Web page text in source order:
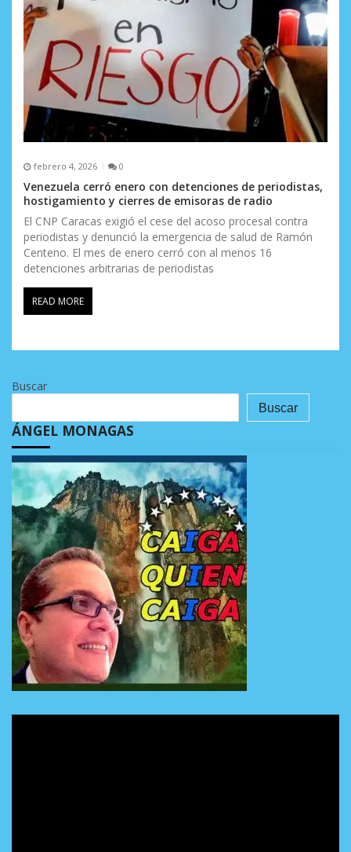
febrero 4, 2026 0
Venezuela cerró enero con detenciones de periodistas,
hostigamiento y cierres de emisoras de radio
El CNP Caracas exigió el cese del acoso procesal contra
periodistas y denunció la emergencia de salud de Ramón
Centeno. El mes de enero cerró con al menos 16
detenciones arbitrarias de periodistas
READ MORE
Buscar
Buscar
ÁNGEL MONAGAS